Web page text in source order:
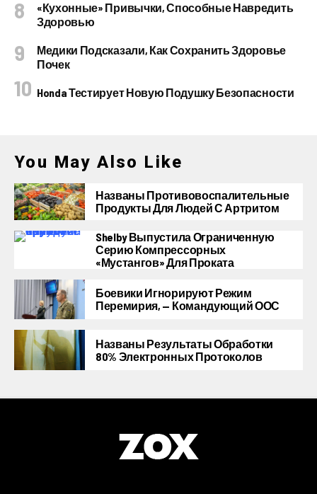
«Кухонные» Привычки, Способные Навредить
Здоровью
Медики Подсказали, Как Сохранить Здоровье
Почек
Honda Тестирует Новую Подушку Безопасности
You May Also Like
Названы Противовоспалительные
Продукты Для Людей С Артритом
Shelby Выпустила Ограниченную
Серию Компрессорных
«Мустангов» Для Проката
Боевики Игнорируют Режим
Перемирия, — Командующий ООС
Названы Результаты Обработки
80% Электронных Протоколов